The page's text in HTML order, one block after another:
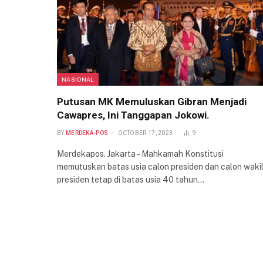
NASIONAL
Putusan MK Memuluskan Gibran Menjadi
Cawapres, Ini Tanggapan Jokowi.
BY MERDEKA-POS OCTOBER 17, 2023 9
Merdekapos. Jakarta – Mahkamah Konstitusi
memutuskan batas usia calon presiden dan calon wakil
presiden tetap di batas usia 40 tahun…